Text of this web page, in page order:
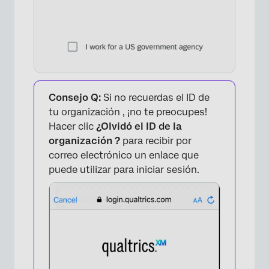
Consejo Q: Si no recuerdas el ID de
tu organización , ¡no te preocupes!
Hacer clic ¿Olvidó el ID de la
organización ? para recibir por
correo electrónico un enlace que
puede utilizar para iniciar sesión.